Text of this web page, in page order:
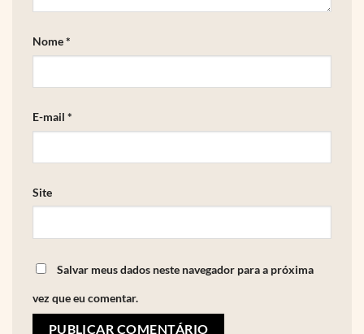
Nome*
E-mail *
Site
Salvar meus dados neste navegador para a próxima
vez que eu comentar.